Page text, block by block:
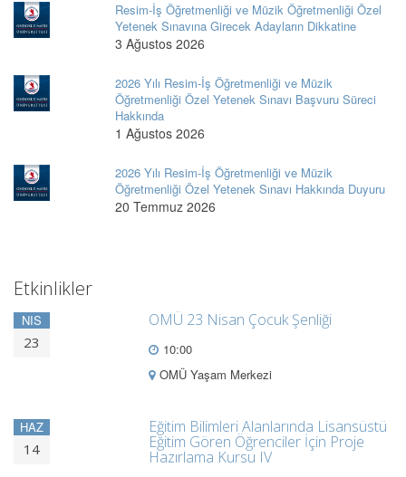
Resim-İş Öğretmenliği ve Müzik Öğretmenliği Özel
Yetenek Sınavına Girecek Adayların Dikkatine
3 Ağustos 2026
2026 Yılı Resim-İş Öğretmenliği ve Müzik
Öğretmenliği Özel Yetenek Sınavı Başvuru Süreci
Hakkında
1 Ağustos 2026
2026 Yılı Resim-İş Öğretmenliği ve Müzik
Öğretmenliği Özel Yetenek Sınavı Hakkında Duyuru
20 Temmuz 2026
Etkinlikler
NIS
23
OMÜ 23 Nisan Çocuk Şenliği
10:00
OMÜ Yaşam Merkezi
HAZ
14
Eğitim Bilimleri Alanlarında Lisansüstü
Eğitim Gören Öğrenciler İçin Proje
Hazırlama Kursu IV